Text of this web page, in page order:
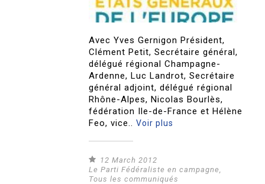
Avec Yves Gernigon Président,
Clément Petit, Secrétaire général,
délégué régional Champagne-
Ardenne, Luc Landrot, Secrétaire
général adjoint, délégué régional
Rhône-Alpes, Nicolas Bourlès,
fédération Ile-de-France et Hélène
Feo, vice..Voir plus
12 March 2012
Le Parti Fédéraliste en campagne
Tous les communiqués